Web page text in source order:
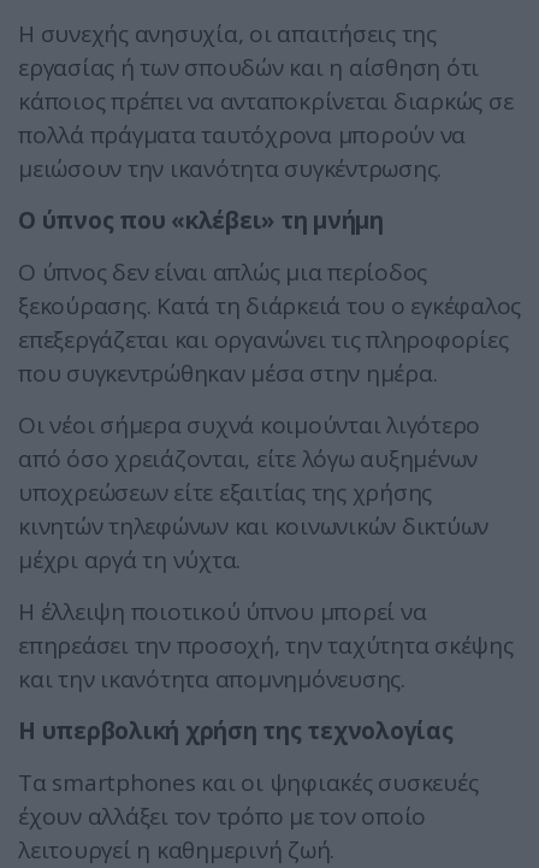
Η συνεχής ανησυχία, οι απαιτήσεις της
εργασίας ή των σπουδών και η αίσθηση ότι
κάποιος πρέπει να ανταποκρίνεται διαρκώς σε
πολλά πράγματα ταυτόχρονα μπορούν να
μειώσουν την ικανότητα συγκέντρωσης.
Ο ύπνος που «κλέβει» τη μνήμη
Ο ύπνος δεν είναι απλώς μια περίοδος
ξεκούρασης. Κατά τη διάρκειά του ο εγκέφαλος
επεξεργάζεται και οργανώνει τις πληροφορίες
που συγκεντρώθηκαν μέσα στην ημέρα.
Οι νέοι σήμερα συχνά κοιμούνται λιγότερο
από όσο χρειάζονται, είτε λόγω αυξημένων
υποχρεώσεων είτε εξαιτίας της χρήσης
κινητών τηλεφώνων και κοινωνικών δικτύων
μέχρι αργά τη νύχτα.
Η έλλειψη ποιοτικού ύπνου μπορεί να
επηρεάσει την προσοχή, την ταχύτητα σκέψης
και την ικανότητα απομνημόνευσης.
Η υπερβολική χρήση της τεχνολογίας
Τα smartphones και οι ψηφιακές συσκευές
έχουν αλλάξει τον τρόπο με τον οποίο
λειτουργεί η καθημερινή ζωή.